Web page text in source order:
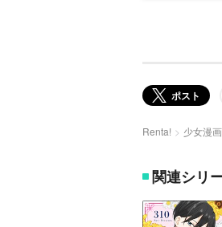
ポスト
Renta! 少女漫画
関連シリ